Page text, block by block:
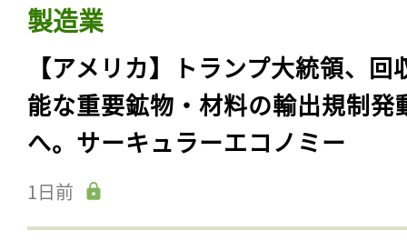
製造業
【アメリカ】トランプ大統領、回
能な重要鉱物・材料の輸出規制発
へ。サーキュラーエコノミー
1日前